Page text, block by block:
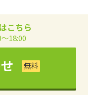
こちら
18:00